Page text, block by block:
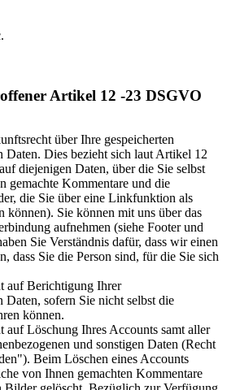
Artikel 12 -23 DSGVO
über Ihre gespeicherten
Daten. Dies bezieht sich laut Artikel 12
diejenigen Daten, über die Sie selbst
gemachte Kommentare und die
die Sie über eine Linkfunktion als
können). Sie können mit uns über das
aufnehmen (siehe Footer und
Sie Verständnis dafür, dass wir einen
dass Sie die Person sind, für die Sie sich
auf Berichtigung Ihrer
Daten, sofern Sie nicht selbst die
können.
auf Löschung Ihres Accounts samt aller
und sonstigen Daten (Recht
Beim Löschen eines Accounts
von Ihnen gemachten Kommentare